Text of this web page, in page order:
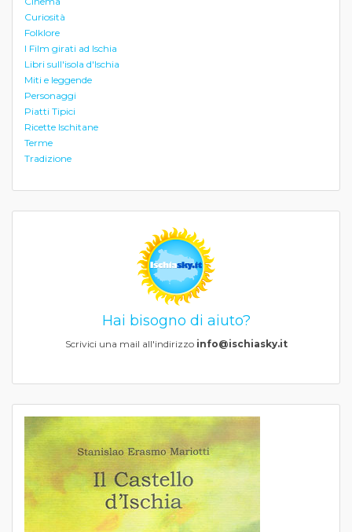
Curiosità
Folklore
I Film girati ad Ischia
Libri sull'isola d'Ischia
Miti e leggende
Personaggi
Piatti Tipici
Ricette Ischitane
Terme
Tradizione
Hai bisogno di aiuto?
Scrivici una mail all'indirizzo info@ischiasky.it